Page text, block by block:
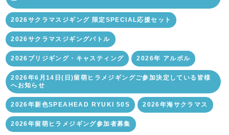
2026サクラマスジギング 限定SPECIAL応援セット
2026サクラマスジギングバトル
2026ブリジギング・キャスティング 2026年 アルボル
2026年6月14日(日)留萌ヒラメジギングご参加決定している皆様
へお知らせ
2026年新色SPEAHEAD RYUKI 50S 2026年海サクラマス
2026年留萌ヒラメジギング参加者募集